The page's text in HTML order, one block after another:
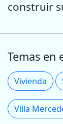
construir
Temas en
Vivienda
Villa